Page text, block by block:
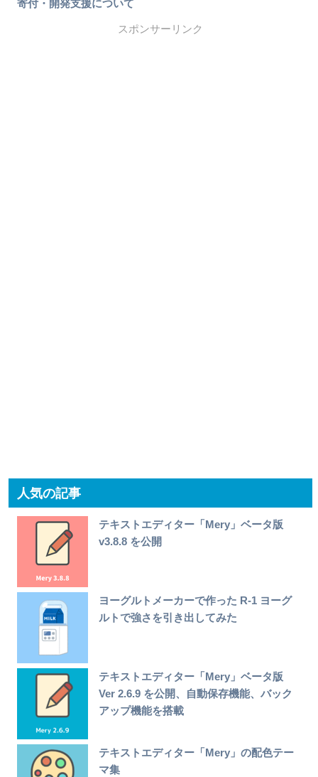
寄付・開発支援について
スポンサーリンク
人気の記事
テキストエディター「Mery」ベータ版
v3.8.8 を公開
ヨーグルトメーカーで作った R-1 ヨーグ
ルトで強さを引き出してみた
テキストエディター「Mery」ベータ版
Ver 2.6.9 を公開、自動保存機能、バック
アップ機能を搭載
テキストエディター「Mery」の配色テー
マ集